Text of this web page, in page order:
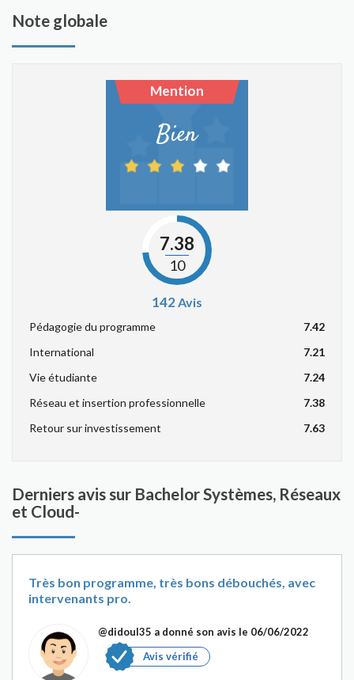
Note globale
Mention
Bien
7.38
10
142Avis
Pédagogie du programme
7.42
International
7.21
Vie étudiante
7.24
Réseau et insertion professionnelle
7.38
Retour sur investissement
7.63
Derniers avis sur Bachelor Systèmes, Réseaux
et Cloud-
Très bon programme, très bons débouchés, avec
intervenants pro.
@didoul35 a donné son avis le 06/06/2022
Avis vérifié